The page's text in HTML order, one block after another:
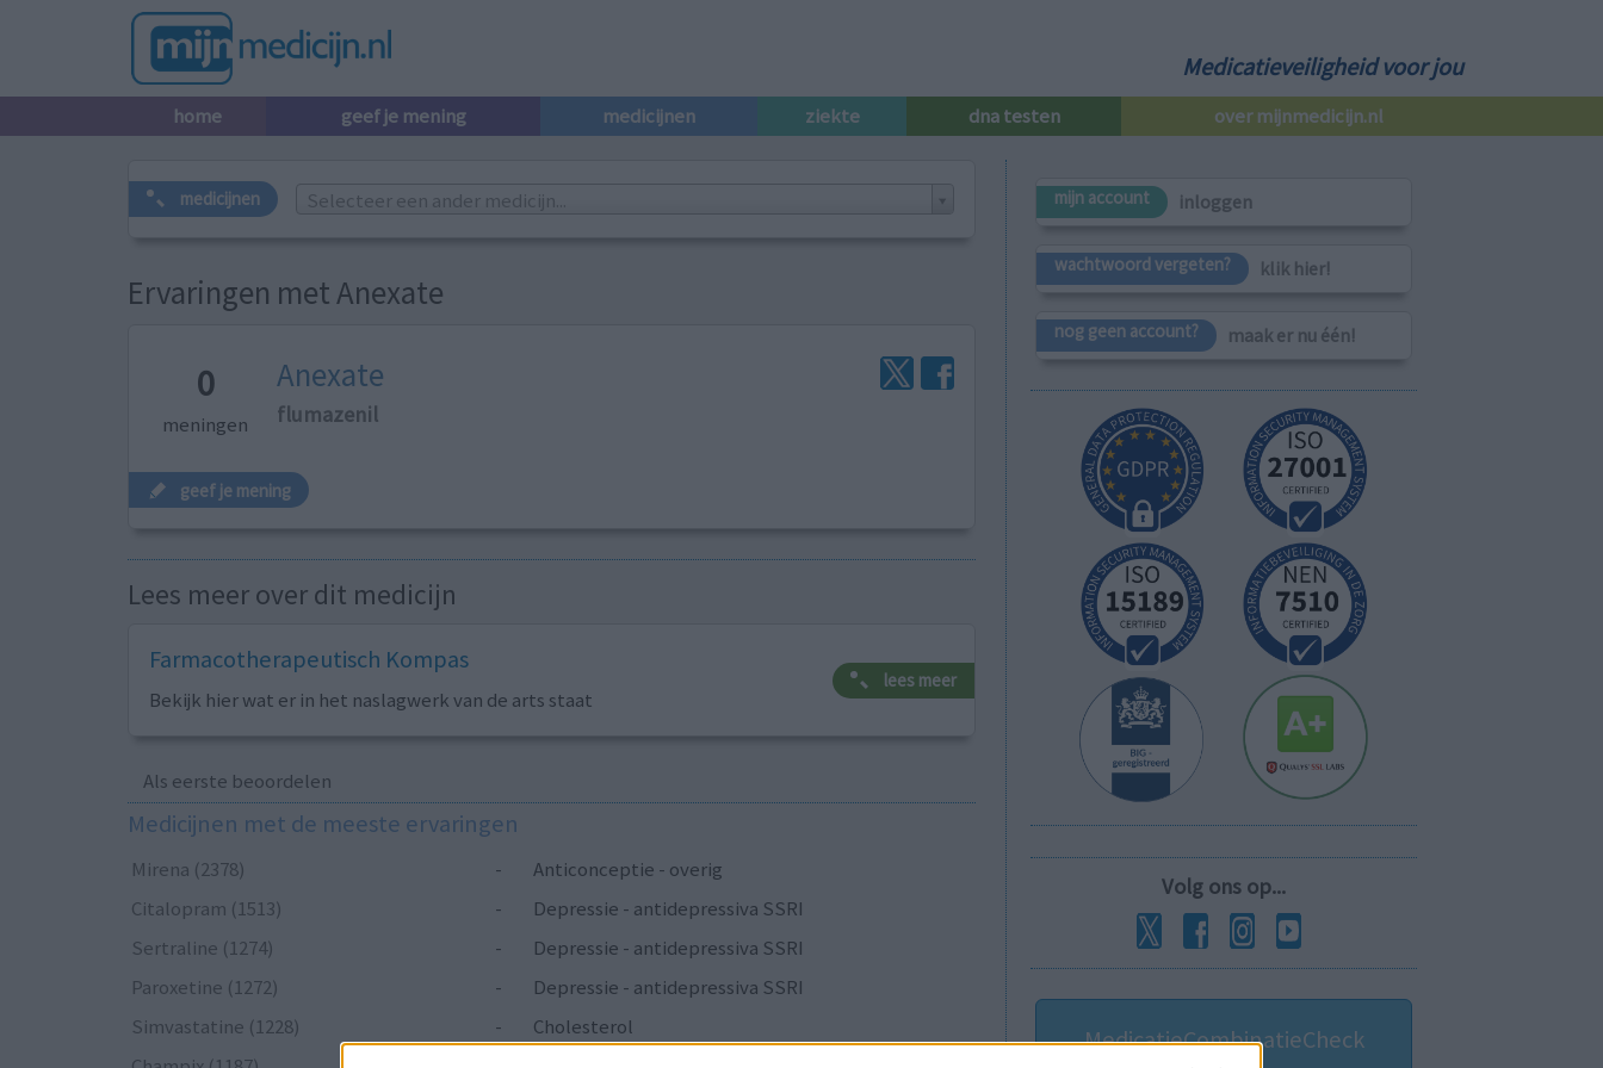
Medicatieveiligheid voor jou
home geef je mening medicijnen ziekte dna testen over mijnmedicijn.nl
medicijnen Selecteer een ander medicijn...
Ervaringen met Anexate
0
meningen
Anexate
flumazenil
geef je mening
Lees meer over dit medicijn
Farmacotherapeutisch Kompas
Bekijk hier wat er in het naslagwerk van de arts staat
lees meer
Als eerste beoordelen
Medicijnen met de meeste ervaringen
Mirena (2378) -
Anticonceptie - overig
Citalopram (1513)
-
Depressie - antidepressiva SSRI
Sertraline (1274)
-
Depressie - antidepressiva SSRI
Paroxetine (1272)
-
Depressie - antidepressiva SSRI
Simvastatine (1228)
-
Cholesterol
mijn account inloggen
wachtwoord vergeten? klik hier!
nog geen account? maak er nu één!
Volg ons op...
MedicatieCombinatieCheck